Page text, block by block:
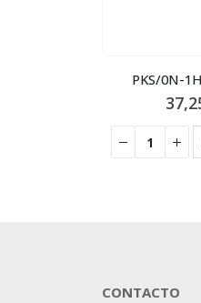
PKS/0N-
CONTACTO